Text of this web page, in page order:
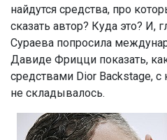
найдутся средства, про
сказать автор? Куда это? И,
Сураева попросила
Давиде Фрицци показать,
средствами Dior Backstage,
не складывалось.